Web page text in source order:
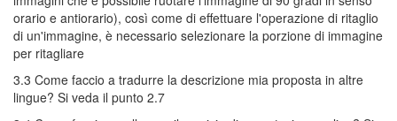
orario e antiorario), così come di effettuare l'operazione di ritaglio
di un'immagine, è necessario selezionare la porzione di immagine
per ritagliare
3.3 Come faccio a tradurre la descrizione mia proposta in altre
lingue? Si veda il punto 2.7